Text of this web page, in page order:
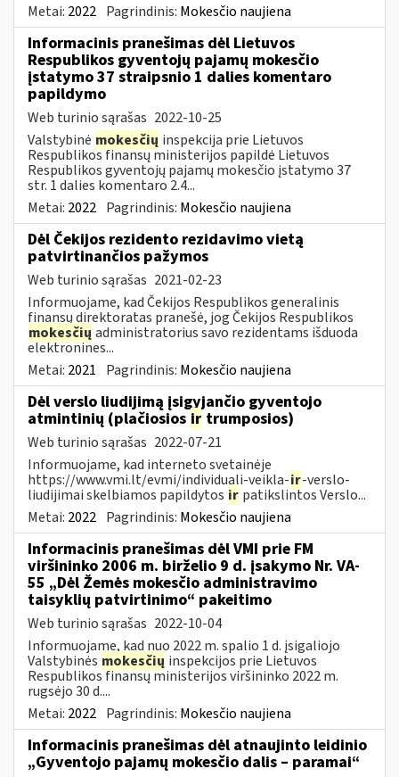
Metai: 2022 Pagrindinis: Mokesčio naujiena
Informacinis pranešimas dėl Lietuvos
Respublikos gyventojų pajamų mokesčio
įstatymo 37 straipsnio 1 dalies komentaro
papildymo
Web turinio sąrašas 2022-10-25
Valstybinė mokesčių inspekcija prie Lietuvos
Respublikos finansų ministerijos papildė Lietuvos
Respublikos gyventojų pajamų mokesčio įstatymo 37
str. 1 dalies komentaro 2.4...
Metai: 2022 Pagrindinis: Mokesčio naujiena
Dėl Čekijos rezidento rezidavimo vietą
patvirtinančios pažymos
Web turinio sąrašas 2021-02-23
Informuojame, kad Čekijos Respublikos generalinis
finansų direktoratas pranešė, jog Čekijos Respublikos
mokesčių administratorius savo rezidentams išduoda
elektronines...
Metai: 2021 Pagrindinis: Mokesčio naujiena
Dėl verslo liudijimą įsigyjančio gyventojo
atmintinių (plačiosios ir trumposios)
Web turinio sąrašas 2022-07-21
Informuojame, kad interneto svetainėje
https://www.vmi.lt/evmi/individuali-veikla-ir-verslo-
liudijimai skelbiamos papildytos ir patikslintos Verslo...
Metai: 2022 Pagrindinis: Mokesčio naujiena
Informacinis pranešimas dėl VMI prie FM
viršininko 2006 m. birželio 9 d. įsakymo Nr. VA-
55 „Dėl Žemės mokesčio administravimo
taisyklių patvirtinimo“ pakeitimo
Web turinio sąrašas 2022-10-04
Informuojame, kad nuo 2022 m. spalio 1 d. įsigaliojo
Valstybinės mokesčių inspekcijos prie Lietuvos
Respublikos finansų ministerijos viršininko 2022 m.
rugsėjo 30 d....
Metai: 2022 Pagrindinis: Mokesčio naujiena
Informacinis pranešimas dėl atnaujinto leidinio
„Gyventojo pajamų mokesčio dalis – paramai“